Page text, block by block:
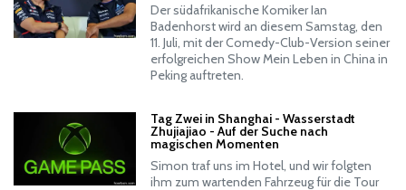
Der südafrikanische Komiker Ian
Badenhorst wird an diesem Samstag, den
11. Juli, mit der Comedy-Club-Version seiner
erfolgreichen Show Mein Leben in China in
Peking auftreten.
Tag Zwei in Shanghai - Wasserstadt
Zhujiajiao - Auf der Suche nach
magischen Momenten
Simon traf uns im Hotel, und wir folgten
ihm zum wartenden Fahrzeug für die Tour